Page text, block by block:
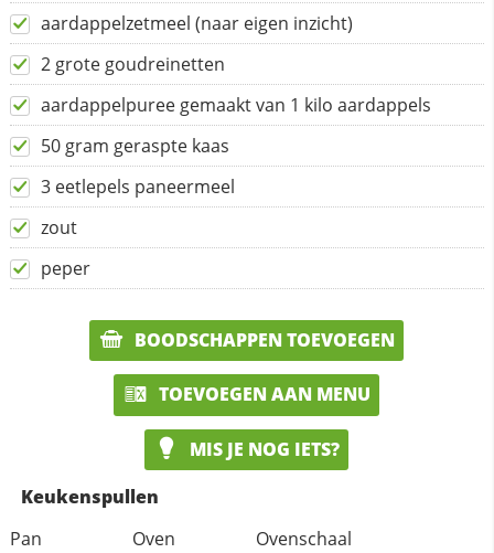
aardappelzetmeel (naar eigen inzicht)
2 grote goudreinetten
aardappelpuree gemaakt van 1 kilo aardappels
50 gram geraspte kaas
3 eetlepels paneermeel
zout
peper
BOODSCHAPPEN TOEVOEGEN
TOEVOEGEN AAN MENU
MIS JE NOG IETS?
Keukenspullen
Pan
Oven Ovenschaal